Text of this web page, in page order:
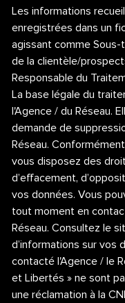
Les informations
enregistrées dans un
agissant comme
de la clientèle/
Responsable du
La base légale du
l'Agence / du Réseau.
demande de
Réseau.
vous disposez des
d’effacement,
vos données. Vous
tout moment en
Réseau. Consultez le
d’informations sur vos
contacté l'Agence / le
et Libertés » ne sont
une réclamation à la